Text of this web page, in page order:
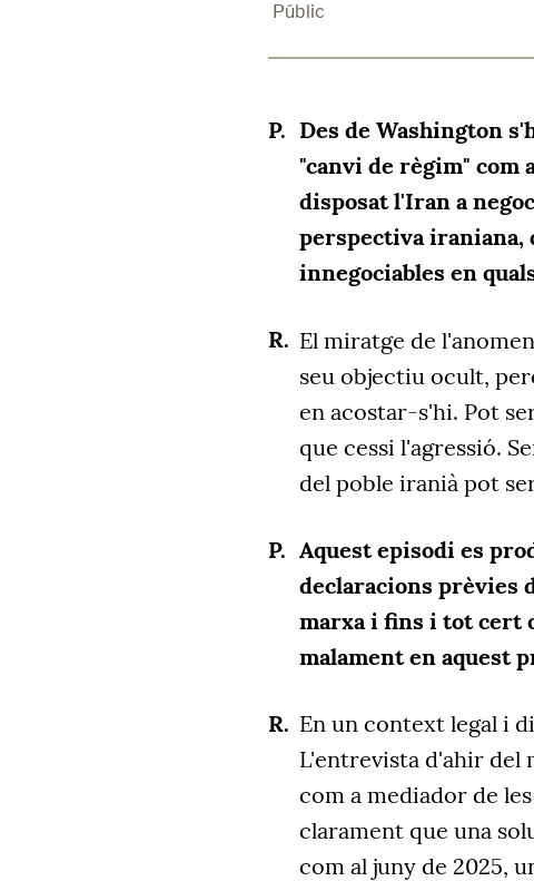
Públic
Des de Washington
"canvi de règim" com
disposat l'Iran a
perspectiva iraniana,
innegociables en
El miratge de
seu objectiu ocult,
en acostar-s'hi. Pot
que cessi l'agressió.
del poble iranià pot
Aquest episodi es
declaracions prèvies
marxa i fins i tot cert
malament en aquest
En un context legal i
L'entrevista d'ahir del
com a mediador de
clarament que una
com al juny de 2025,